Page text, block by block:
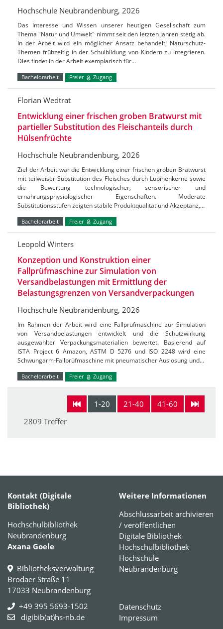
Hochschule Neubrandenburg, 2026
Das Interesse und Wissen unserer heutigen Gesellschaft zum
Thema "Natur und Umwelt" nimmt seit den letzten Jahren stetig ab.
In der Arbeit wird ein möglicher Ansatz behandelt, Naturschutz-
Themen frühzeitig in der Schulbildung von Kindern zu integrieren.
Dies findet in der Arbeit exemplarisch für…
Bachelorarbeit Freier Zugang
Florian Wedtrat
Entwicklung einer frischen groben Bratwurst mit
partieller Substitution des Fleischanteils durch
Hülsenfrüchte
Hochschule Neubrandenburg, 2026
Ziel der Arbeit war die Entwicklung einer frischen groben Bratwurst
mit teilweiser Substitution des Fleisches durch Lupinenkerne sowie
die Bewertung technologischer, sensorischer und
ernährungsphysiologischer Eigenschaften. Moderate
Substitutionsstufen zeigten stabile Produktqualität und Akzeptanz,…
Bachelorarbeit Freier Zugang
Leopold Winters
Konzeption und Konstruktion einer
Fallprüfmaschine zur Simulation von
Versandbelastungen mit Ermittlung der
Belastungsgrenzen von Versandverpackungen
Hochschule Neubrandenburg, 2026
Im Rahmen der Arbeit wird eine Fallprüfmaschine zur Simulation
von Versandbelastungen entwickelt und die Schutzwirkung
ausgewählter Verpackungsmaterialien bewertet. Basierend auf
ISTA Project 6 Amazon, ASTM D 5276 und ISO 2248 wird eine
Schwungarm-Fallprüfmaschine mit pneumatischer Auslösung und…
Bachelorarbeit Freier Zugang
1-20 21-40
41-60
2809 Treffer
Kontakt (Digitale
Bibliothek)
Hochschulbibliothek
Neubrandenburg
Axana Goele
Bibliotheksverwaltung
Brodaer Straße 11
17033 Neubrandenburg
+49 395 5693-1502
digibib(at)hs-nb.de
Weitere Informationen
Abschlussarbeit archivieren
/ veröffentlichen
Digitale Bibliothek
Hochschulbibliothek
Hochschule
Neubrandenburg
Datenschutz
Impressum